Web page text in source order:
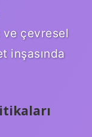
ve çevresel
inşasında